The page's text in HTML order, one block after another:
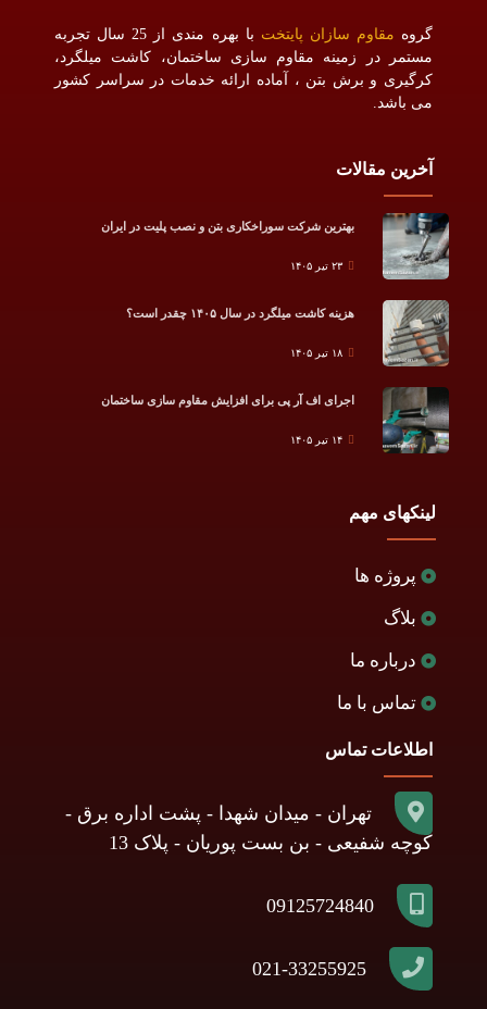
گروه مقاوم سازان پایتخت
با بهره مندی از 25 سال تجربه
مستمر در زمینه مقاوم سازی ساختمان، کاشت میلگرد،
کرگیری و برش بتن ، آماده ارائه خدمات در سراسر کشور
می باشد.
آخرین مقالات
بهترین شرکت سوراخکاری بتن و نصب پلیت در ایران
۲۳ تیر ۱۴۰۵
هزینه کاشت میلگرد در سال ۱۴۰۵ چقدر است؟
۱۸ تیر ۱۴۰۵
اجرای اف آر پی برای افزایش مقاوم سازی ساختمان
۱۴ تیر ۱۴۰۵
لینکهای مهم
پروژه ها
بلاگ
درباره ما
تماس با ما
اطلاعات تماس
تهران - میدان شهدا - پشت اداره برق -
کوچه شفیعی - بن بست پوریان - پلاک 13
09125724840
021-33255925